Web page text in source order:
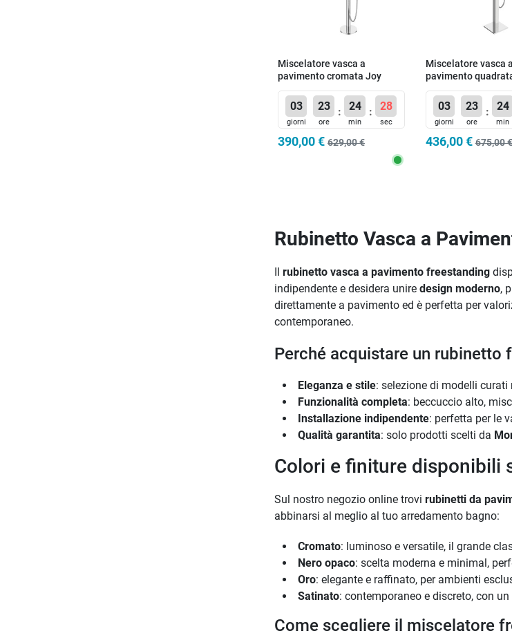
Miscelatore vasca a
pavimento cromata Joy
03
giorni
23
ore
: 24
min
: 27
sec
390,00 € 629,00 €
Miscelatore vasca a
pavimento
03
giorni
23
ore
: 24
min
436,00 € 675,00 €
Rubinetto Vasca a
Il rubinetto vasca a pavimento freestanding
indipendente e desidera unire design moderno,
direttamente a pavimento ed è perfetta per
contemporaneo.
Perché acquistare un rubinetto
Eleganza e stile: selezione di modelli
Funzionalità completa: beccuccio alto,
Installazione indipendente: perfetta per le
Qualità garantita: solo prodotti scelti da
Colori e finiture disponibili
Sul nostro negozio online trovi rubinetti da
abbinarsi al meglio al tuo arredamento bagno:
Cromato: luminoso e versatile, il grande
Nero opaco: scelta moderna e minimal,
Oro: elegante e raffinato, per ambienti
Satinato: contemporaneo e discreto, con
Come scegliere il miscelatore